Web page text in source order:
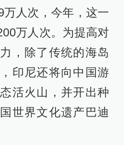
人次，今年，这一
万人次。为提高对
，除了传统的海岛
印尼还将向中国游
活火山，并开出种
世界文化遗产巴迪